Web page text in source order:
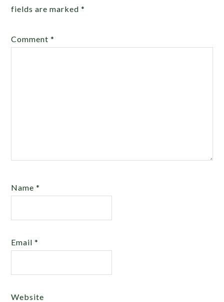
fields are marked*
Comment*
Name*
Email*
Website